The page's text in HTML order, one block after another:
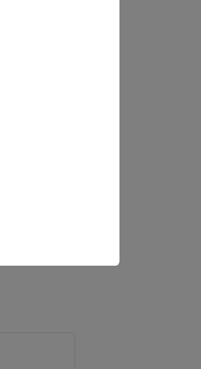
con